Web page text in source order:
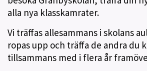
alla nya klasskamrater.
Vi träffas allesammans i skolans
ropas upp och träffa de andra du
tillsammans med i flera år